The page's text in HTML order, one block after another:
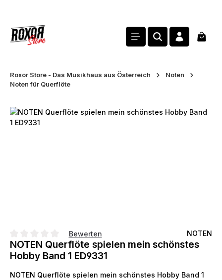
Roxor Store - Das Musikhaus aus Österreich
Noten
Noten für Querflöte
Bildergalerie überspringen
Durchschnittliche Bewertung von 0 von 5 Sternen
Bewerten NOTEN
NOTEN Querflöte spielen mein schönstes
Hobby Band 1 ED9331
NOTEN Querflöte spielen mein schönstes Hobby Band 1